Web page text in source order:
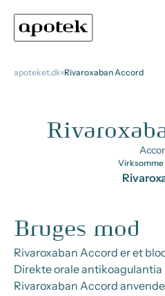
apoteket.dk Rivaroxaban Accord
Bruges mod
Rivaroxaban Accord er et
Direkte orale antikoagulantia
Rivaroxaban Accord